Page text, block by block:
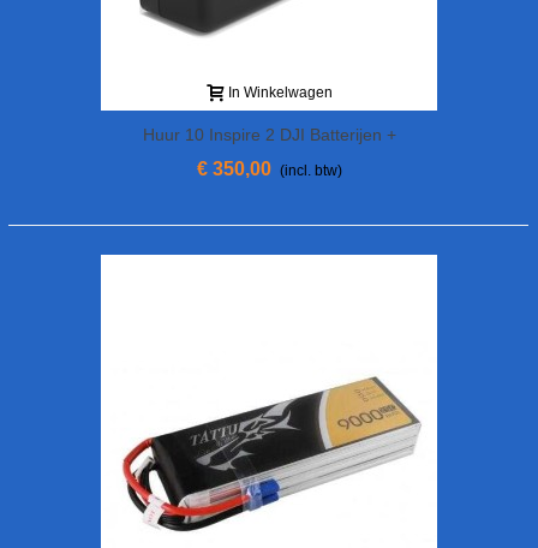
In Winkelwagen
Huur 10 Inspire 2 DJI Batterijen +
Snellader
€ 350,00 (incl. btw)